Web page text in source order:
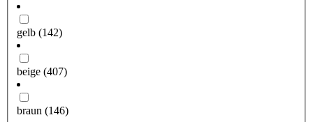
gelb (142)
beige (407)
braun (146)